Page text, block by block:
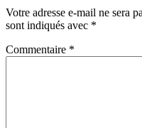
Votre adresse e-mail ne sera
sont indiqués avec *
Commentaire *